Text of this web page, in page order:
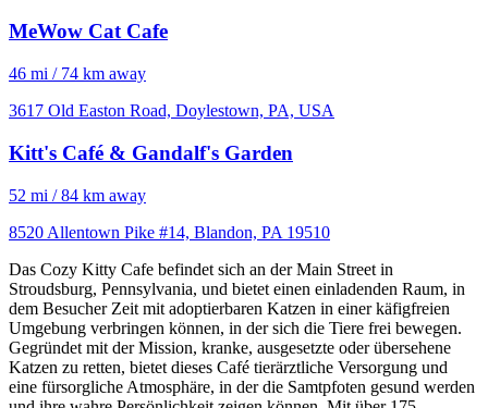
MeWow Cat Cafe
46 mi / 74 km away
3617 Old Easton Road, Doylestown, PA, USA
Kitt's Café & Gandalf's Garden
52 mi / 84 km away
8520 Allentown Pike #14, Blandon, PA 19510
Das Cozy Kitty Cafe befindet sich an der Main Street in
Stroudsburg, Pennsylvania, und bietet einen einladenden Raum, in
dem Besucher Zeit mit adoptierbaren Katzen in einer käfigfreien
Umgebung verbringen können, in der sich die Tiere frei bewegen.
Gegründet mit der Mission, kranke, ausgesetzte oder übersehene
Katzen zu retten, bietet dieses Café tierärztliche Versorgung und
eine fürsorgliche Atmosphäre, in der die Samtpfoten gesund werden